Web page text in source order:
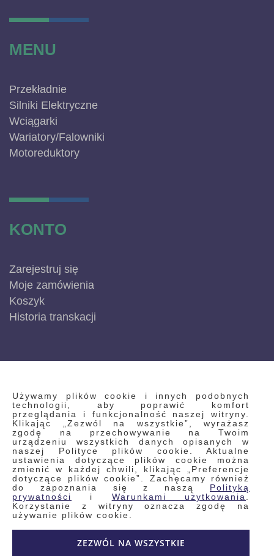
Używamy plików cookie i innych podobnych
technologii, aby poprawić komfort
przeglądania i funkcjonalność naszej witryny.
Klikając „Zezwól na wszystkie”, wyrażasz
zgodę na przechowywanie na Twoim
urządzeniu wszystkich danych opisanych w
naszej Polityce plików cookie. Aktualne
ustawienia dotyczące plików cookie można
zmienić w każdej chwili, klikając „Preferencje
dotyczące plików cookie”. Zachęcamy również
do zapoznania się z naszą Polityką
prywatności
i Warunkami użytkowania
Korzystanie z witryny oznacza zgodę na
używanie plików cookie.
ZEZWÓL NA WSZYSTKIE
MENU
Przekładnie
Silniki Elektryczne
Wciągarki
Wariatory/Falowniki
Motoreduktory
KONTO
Zarejestruj się
Moje zamówienia
Koszyk
Historia transkacji
INFORMACJE
Regulamin
Polityka prywatności i pliki cookie
Wyszukiwane frazy
Wyszukiwanie zaawansowane
Zamówienia
Skontaktuj się z nami
Odstąp od umowy